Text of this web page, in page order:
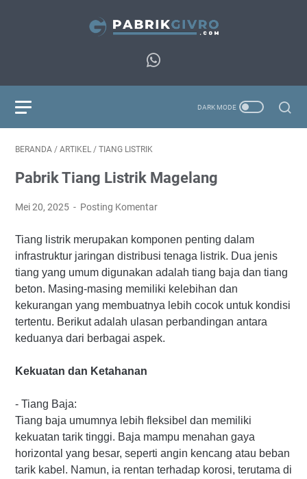
BERANDA / ARTIKEL / TIANG LISTRIK
Pabrik Tiang Listrik Magelang
Mei 20, 2025 Posting Komentar
Tiang listrik merupakan komponen penting dalam
infrastruktur jaringan distribusi tenaga listrik. Dua jenis
tiang yang umum digunakan adalah tiang baja dan tiang
beton. Masing-masing memiliki kelebihan dan
kekurangan yang membuatnya lebih cocok untuk kondisi
tertentu. Berikut adalah ulasan perbandingan antara
keduanya dari berbagai aspek.
Kekuatan dan Ketahanan
- Tiang Baja:
Tiang baja umumnya lebih fleksibel dan memiliki
kekuatan tarik tinggi. Baja mampu menahan gaya
horizontal yang besar, seperti angin kencang atau beban
tarik kabel. Namun, ia rentan terhadap korosi, terutama di